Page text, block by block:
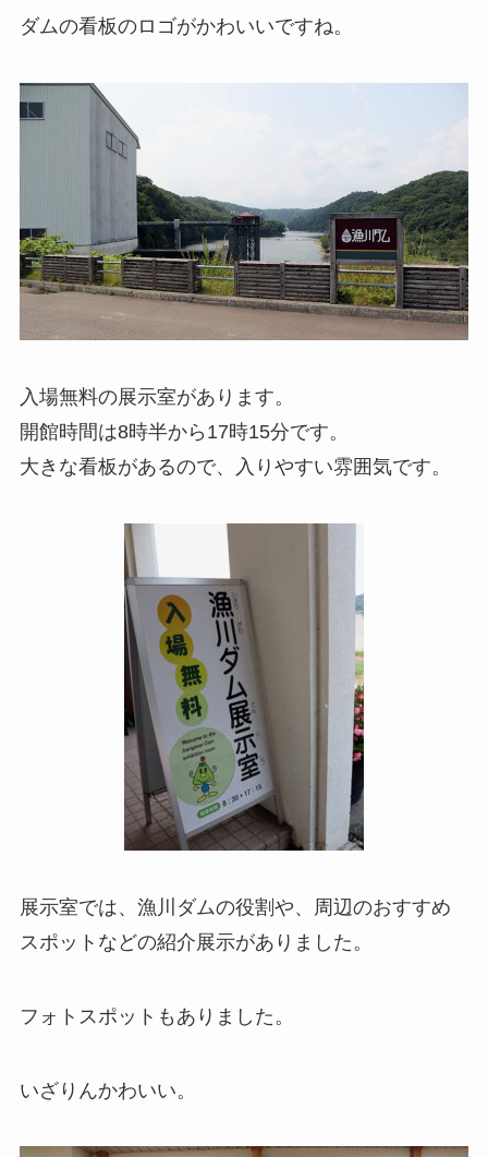
ダムの看板のロゴがかわいいですね。
入場無料の展示室があります。
開館時間は8時半から17時15分です。
大きな看板があるので、入りやすい雰囲気です。
展示室では、漁川ダムの役割や、周辺のおすすめ
スポットなどの紹介展示がありました。
フォトスポットもありました。
いざりんかわいい。